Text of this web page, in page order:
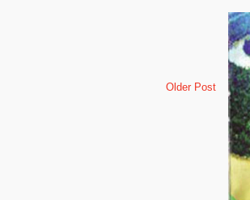
Older Post